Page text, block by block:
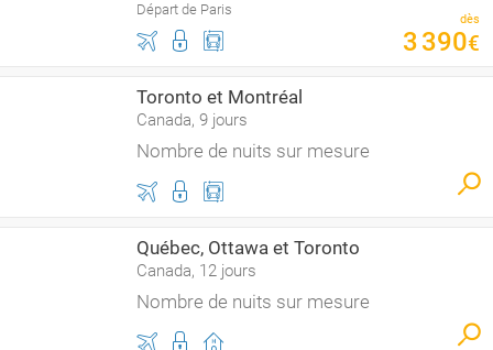
Départ de Paris
dès
3390€
Toronto et Montréal
Canada, 9 jours
Nombre de nuits sur mesure
Québec, Ottawa et Toronto
Canada, 12 jours
Nombre de nuits sur mesure